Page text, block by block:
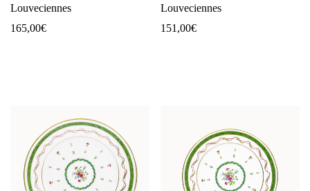
Louveciennes
165,00€
Louveciennes
151,00€